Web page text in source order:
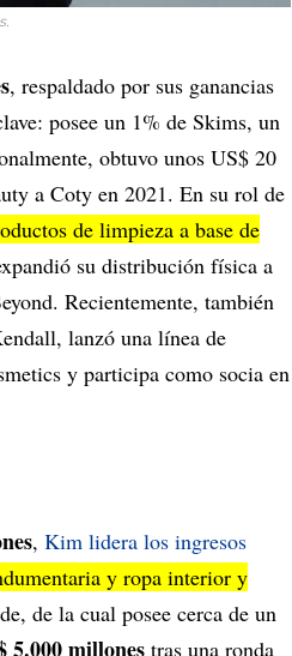
, respaldado por sus ganancias
posee un 1% de Skims, un
obtuvo unos US$ 20
a Coty en 2021. En su rol de
de limpieza a base de
su distribución física a
Recientemente, también
lanzó una línea de
y participa como socia en
, Kim lidera los ingresos
y ropa interior y
de la cual posee cerca de un
5.000 millones tras una ronda